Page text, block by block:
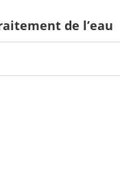
de l’eau